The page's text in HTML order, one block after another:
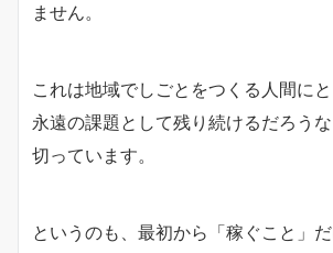
ません。
これは地域でしごとをつくる人間に
永遠の課題として残り続けるだろう
切っています。
というのも、最初から「稼ぐこと」